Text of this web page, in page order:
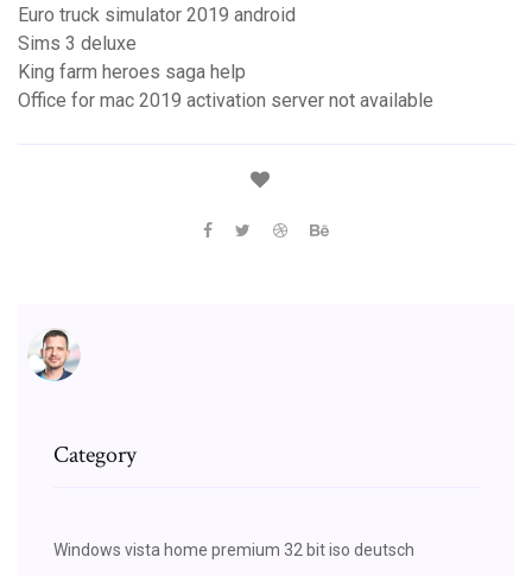
Euro truck simulator 2019 android
Sims 3 deluxe
King farm heroes saga help
Office for mac 2019 activation server not available
Category
Windows vista home premium 32 bit iso deutsch